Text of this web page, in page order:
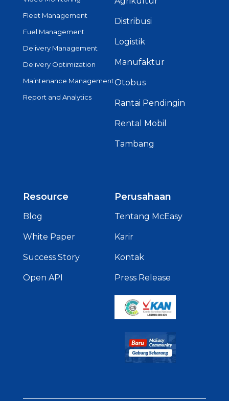
Fleet Management
Fuel Management
Delivery Management
Delivery Optimization
Maintenance Management
Report and Analytics
Distribusi
Logistik
Manufaktur
Otobus
Rantai Pendingin
Rental Mobil
Tambang
Resource
Blog
White Paper
Success Story
Open API
Perusahaan
Tentang McEasy
Karir
Kontak
Press Release